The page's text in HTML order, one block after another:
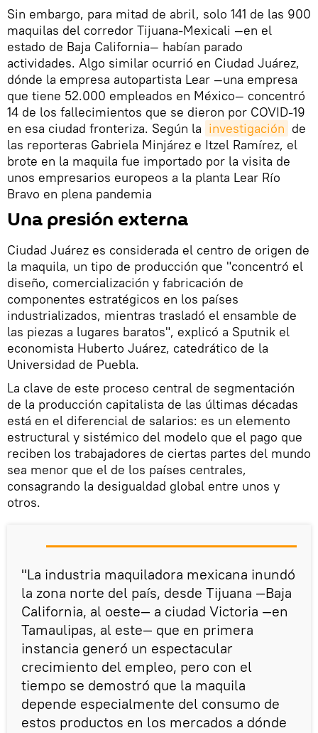
Sin embargo, para mitad de abril, solo 141 de las 900
maquilas del corredor Tijuana-Mexicali —en el
estado de Baja California— habían parado
actividades. Algo similar ocurrió en Ciudad Juárez,
dónde la empresa autopartista Lear —una empresa
que tiene 52.000 empleados en México— concentró
14 de los fallecimientos que se dieron por COVID-19
en esa ciudad fronteriza. Según la investigación de
las reporteras Gabriela Minjárez e Itzel Ramírez, el
brote en la maquila fue importado por la visita de
unos empresarios europeos a la planta Lear Río
Bravo en plena pandemia
Una presión externa
Ciudad Juárez es considerada el centro de origen de
la maquila, un tipo de producción que "concentró el
diseño, comercialización y fabricación de
componentes estratégicos en los países
industrializados, mientras trasladó el ensamble de
las piezas a lugares baratos", explicó a Sputnik el
economista Huberto Juárez, catedrático de la
Universidad de Puebla.
La clave de este proceso central de segmentación
de la producción capitalista de las últimas décadas
está en el diferencial de salarios: es un elemento
estructural y sistémico del modelo que el pago que
reciben los trabajadores de ciertas partes del mundo
sea menor que el de los países centrales,
consagrando la desigualdad global entre unos y
otros.
"La industria maquiladora mexicana inundó
la zona norte del país, desde Tijuana —Baja
California, al oeste— a ciudad Victoria —en
Tamaulipas, al este— que en primera
instancia generó un espectacular
crecimiento del empleo, pero con el
tiempo se demostró que la maquila
depende especialmente del consumo de
estos productos en los mercados a dónde